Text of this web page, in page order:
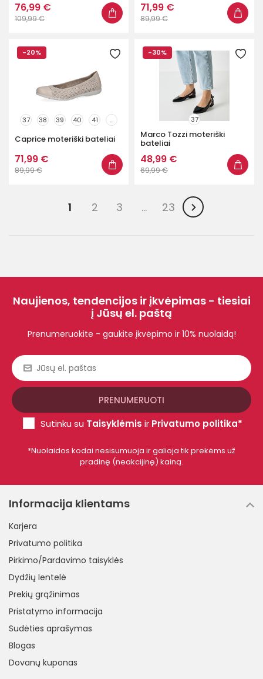
76,99 €
109,99 €
71,99 €
89,99 €
-20%
37 38 39 40 41 ...
Caprice moteriški bateliai
71,99 €
89,99 €
-30%
37
Marco Tozzi moteriški
bateliai
48,99 €
69,99 €
1 2 3 … 23
Naujienos, tendencijos ir įkvėpimas - tiesiai
į Jūsų el. paštą
Prenumeruokite - gaukite įkvėpimo ir 10% nuolaidą!
Sutinku su Taisyklėmis ir Privatumo politika*
*Nuolaidos kodai nesisumuoja ir galioja tik prekėms už
pradinę (neakcijinę) kainą.
Informacija klientams
Karjera
Privatumo politika
Pirkimo/Pardavimo taisyklės
Dydžių lentelė
Prekių grąžinimas
Pristatymo informacija
Sudėties aprašymas
Blogas
Dovanų kuponas